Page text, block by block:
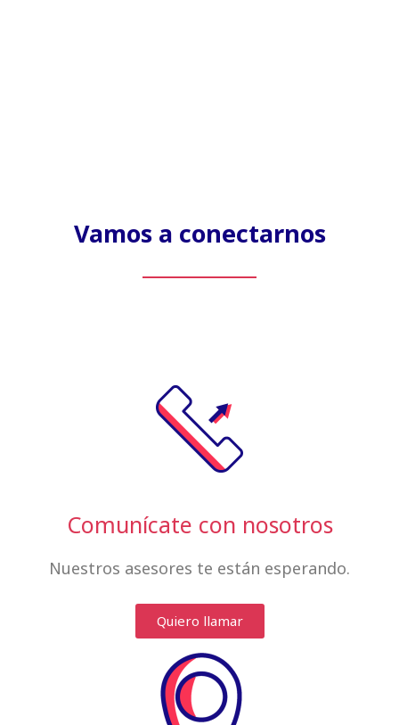
Vamos a conectarnos
Comunícate con nosotros
Nuestros asesores te están esperando.
Quiero llamar